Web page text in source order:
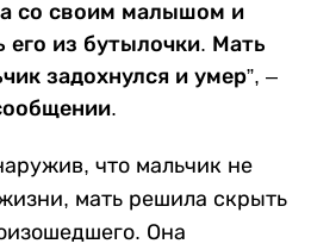
со своим малышом и
его из бутылочки. Мать
задохнулся и умер”, –
что мальчик не
мать решила скрыть
Она